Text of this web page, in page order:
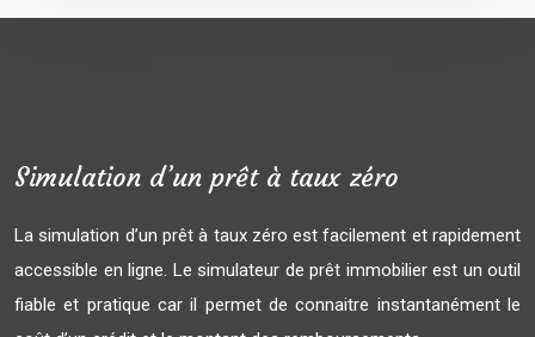
Simulation d’un prêt à taux zéro
La simulation d’un prêt à taux zéro est facilement et rapidement
accessible en ligne. Le simulateur de prêt immobilier est un outil
fiable et pratique car il permet de connaitre instantanément le